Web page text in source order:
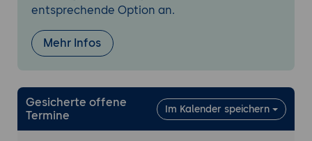
zur Integration von Exchange Online mit
Twitter
Verwalten von Transportregeln zur
eingehenden und ausgehenden E-Mails,
wie zum Beispiel Weiterleiten oder
automatische Antworten
entsprechende Option an.
Mehr Infos
Gesicherte offene
Termine
Im Kalender speichern